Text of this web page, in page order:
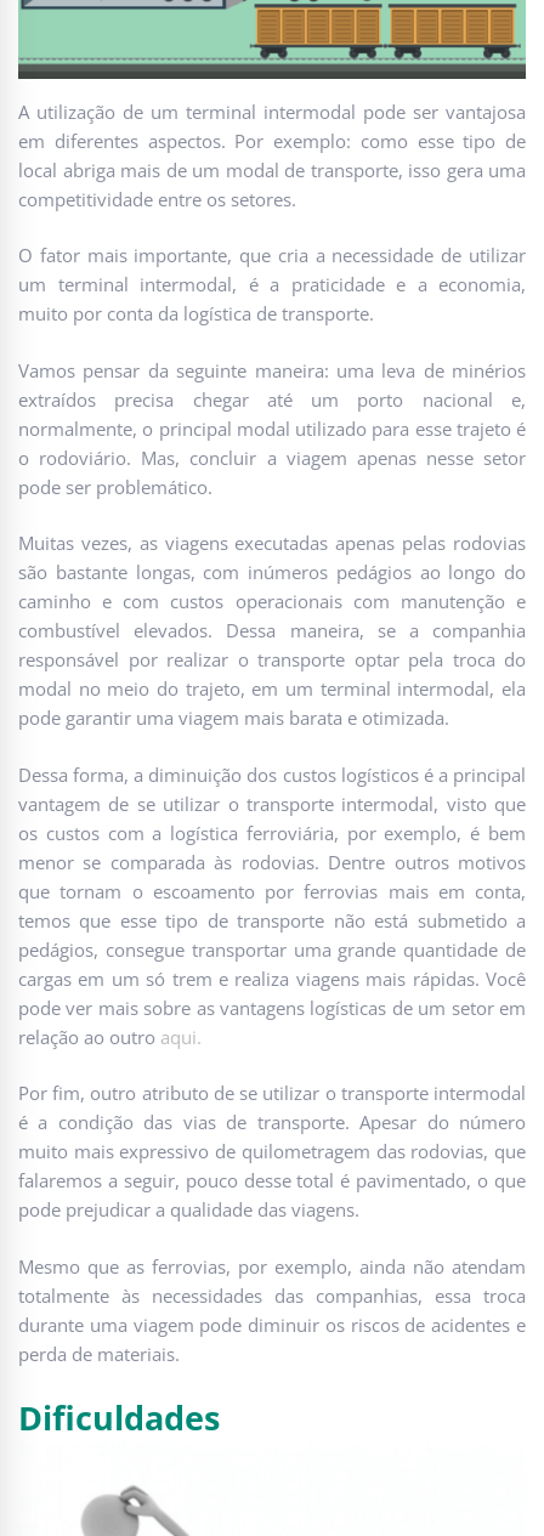
A utilização de um terminal intermodal pode ser vantajosa
em diferentes aspectos. Por exemplo: como esse tipo de
local abriga mais de um modal de transporte, isso gera uma
competitividade entre os setores.
O fator mais importante, que cria a necessidade de utilizar
um terminal intermodal, é a praticidade e a economia,
muito por conta da logística de transporte.
Vamos pensar da seguinte maneira: uma leva de minérios
extraídos precisa chegar até um porto nacional e,
normalmente, o principal modal utilizado para esse trajeto é
o rodoviário. Mas, concluir a viagem apenas nesse setor
pode ser problemático.
Muitas vezes, as viagens executadas apenas pelas rodovias
são bastante longas, com inúmeros pedágios ao longo do
caminho e com custos operacionais com manutenção e
combustível elevados. Dessa maneira, se a companhia
responsável por realizar o transporte optar pela troca do
modal no meio do trajeto, em um terminal intermodal, ela
pode garantir uma viagem mais barata e otimizada.
Dessa forma, a diminuição dos custos logísticos é a principal
vantagem de se utilizar o transporte intermodal, visto que
os custos com a logística ferroviária, por exemplo, é bem
menor se comparada às rodovias. Dentre outros motivos
que tornam o escoamento por ferrovias mais em conta,
temos que esse tipo de transporte não está submetido a
pedágios, consegue transportar uma grande quantidade de
cargas em um só trem e realiza viagens mais rápidas. Você
pode ver mais sobre as vantagens logísticas de um setor em
relação ao outro aqui.
Por fim, outro atributo de se utilizar o transporte intermodal
é a condição das vias de transporte. Apesar do número
muito mais expressivo de quilometragem das rodovias, que
falaremos a seguir, pouco desse total é pavimentado, o que
pode prejudicar a qualidade das viagens.
Mesmo que as ferrovias, por exemplo, ainda não atendam
totalmente às necessidades das companhias, essa troca
durante uma viagem pode diminuir os riscos de acidentes e
perda de materiais.
Dificuldades